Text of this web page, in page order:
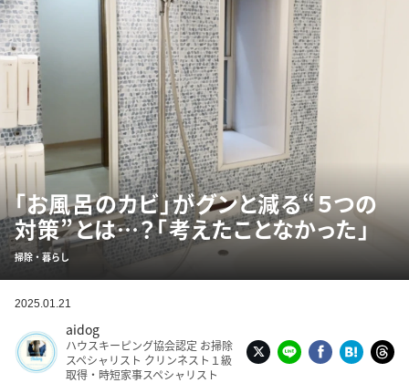
「お風呂のカビ」がグンと減る“５つの
対策”とは…？「考えたことなかった」
掃除・暮らし
2025.01.21
aidog
ハウスキーピング協会認定 お掃除
スペシャリスト クリンネスト１級
取得・時短家事スペシャリスト